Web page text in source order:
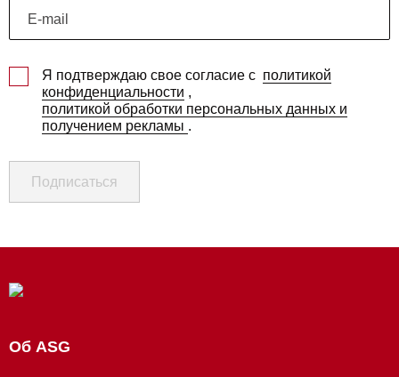
Я подтверждаю свое согласие с политикой
конфиденциальности ,
политикой обработки персональных данных и
получением рекламы .
Подписаться
Об ASG